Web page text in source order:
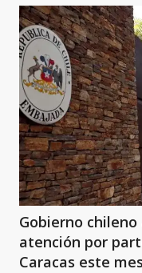
Gobierno
atención por
Caracas este mes